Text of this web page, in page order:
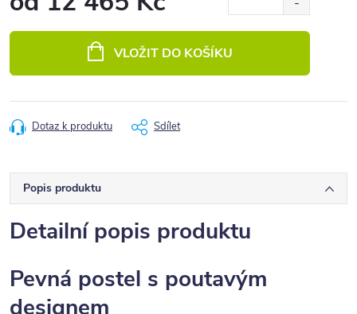
VLOŽIT DO KOŠÍKU
Dotaz k produktu Sdílet
Popis produktu
Detailní popis produktu
Pevná postel s poutavým
designem